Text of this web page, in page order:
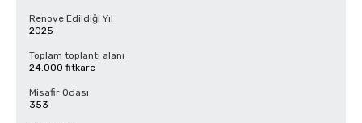
Renove Edildiği Yıl
2025
Toplam toplantı alanı
24.000 fitkare
Misafir Odası
353